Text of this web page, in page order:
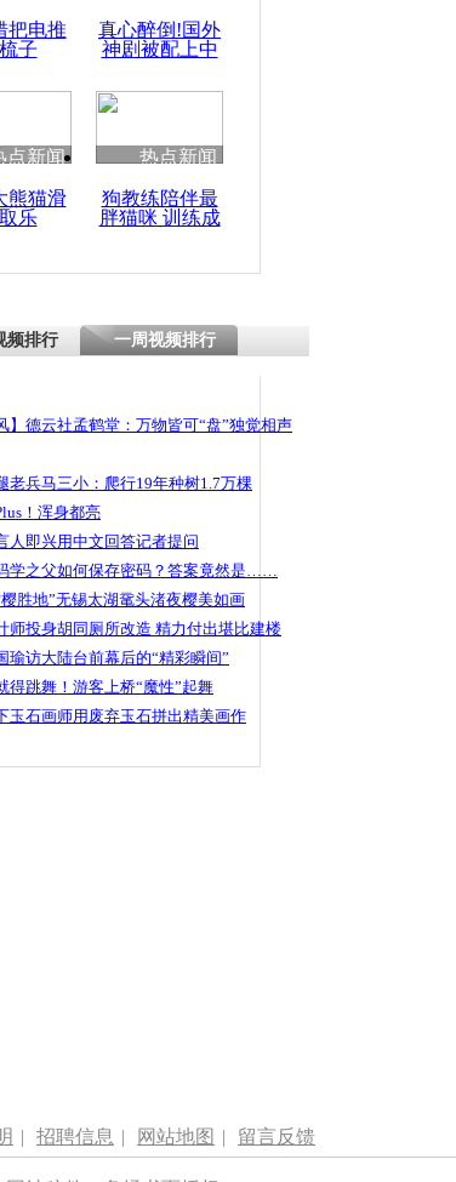
度苗族花山节
魂
把电推
子
真心醉倒!国外
神剧被配上中
点新闻
熊猫滑
乐
热点新闻
狗教练陪伴最
胖猫咪 训练成
频排行 一周视频排行
】德云社孟鹤堂：万物皆可“盘”独觉相声
老兵马三小：爬行19年种树1.7万棵
！浑身都亮
人即兴用中文回答记者提问
学之父如何保存密码？答案竟然是……
胜地”无锡太湖鼋头渚夜樱美如画
师投身胡同厕所改造 精力付出堪比建楼
瑜访大陆台前幕后的“精彩瞬间”
得跳舞！游客上桥“魔性”起舞
玉石画师用废弃玉石拼出精美画作
| 招聘信息 | 网站地图 | 留言反馈